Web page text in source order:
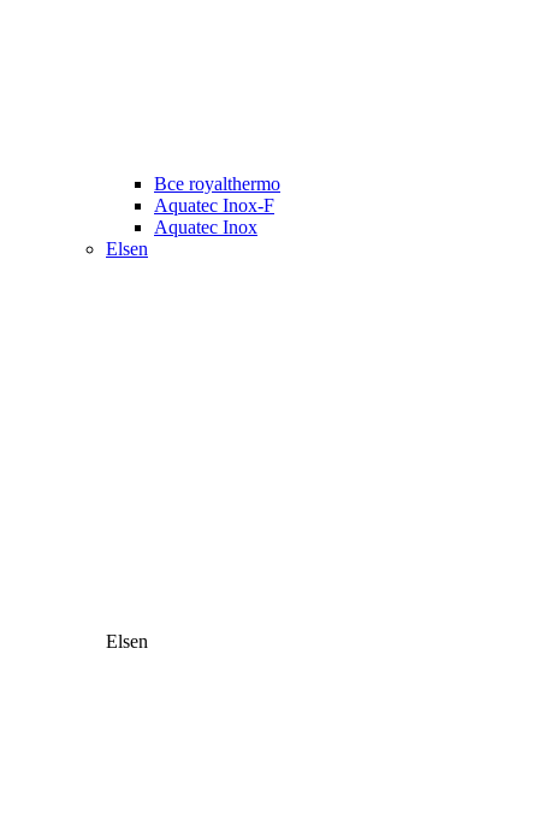
Все royalthermo
Aquatec Inox-F
Aquatec Inox
Elsen
Elsen